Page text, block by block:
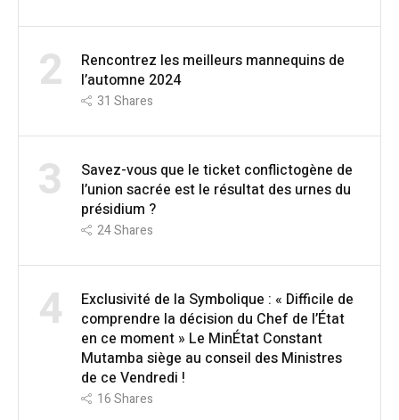
2
Rencontrez les meilleurs mannequins de
l’automne 2024
31 Shares
3
Savez-vous que le ticket conflictogène de
l’union sacrée est le résultat des urnes du
présidium ?
24Shares
4
Exclusivité de la Symbolique : « Difficile de
comprendre la décision du Chef de l’État
en ce moment » Le MinÉtat Constant
Mutamba siège au conseil des Ministres
de ce Vendredi !
16Shares